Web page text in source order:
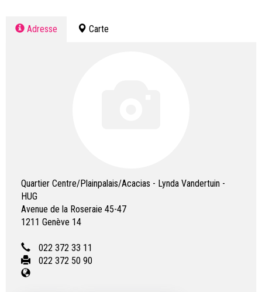
Adresse Carte
Quartier Centre/Plainpalais/Acacias - Lynda Vandertuin -
HUG
Avenue de la Roseraie 45-47
1211 Genève 14
022 372 33 11
022 372 50 90